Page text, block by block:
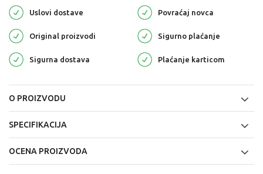
Uslovi dostave Povraćaj novca
Original proizvodi Sigurno plaćanje
Sigurna dostava Plaćanje karticom
O PROIZVODU
SPECIFIKACIJA
OCENA PROIZVODA